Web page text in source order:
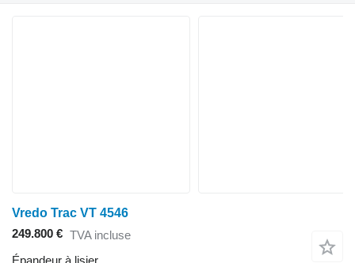
Vredo Trac VT 4546
249.800 € TVA incluse